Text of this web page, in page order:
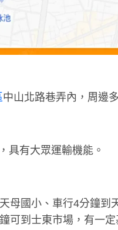
中山北路巷弄內，周邊
具有大眾運輸機能。
母國小、車行4分鐘到
可到士東市場，有一